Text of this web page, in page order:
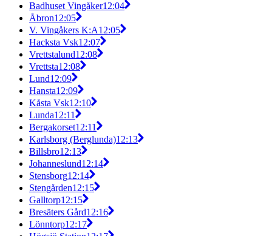
Badhuset Vingåker12:04
Åbron12:05
V. Vingåkers K:A12:05
Hacksta Vsk12:07
Vrettstalund12:08
Vrettsta12:08
Lund12:09
Hansta12:09
Kåsta Vsk12:10
Lunda12:11
Bergakorset12:11
Karlsborg (Berglunda)12:13
Billsbro12:13
Johanneslund12:14
Stensborg12:14
Stengården12:15
Galltorp12:15
Bresäters Gård12:16
Lönntorp12:17